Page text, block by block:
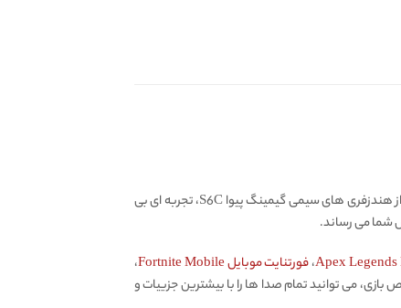
هندزفری گیمینگ پیوا PIVA S6C، با داشتن درایور های قدرتمند 13 میلی متری، صدای با کیفیت و شفافی به گوش شما می رساند. با استفاده از هندزفری های سیمی گیمینگ پیوا S6C، تجربه ای بی
شما می رساند.
،فورتنایت موبایل Fortnite Mobile
،
می توانید تمام صدا ها را با بیشترین جزییات و